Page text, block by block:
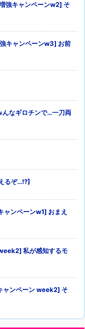
強キャンペーンw2] そ
キャンペーンw3] お前
なギロチンで…一刀両
るぞ…!?]
ンペーンw1] おまえ
私が感知するモ
ャンペーン week2] そ